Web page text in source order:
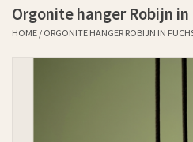
Ervaringen klanten sinds 2011
Orgonite hanger Robijn
HOME / ORGONITE HANGER ROBIJN IN